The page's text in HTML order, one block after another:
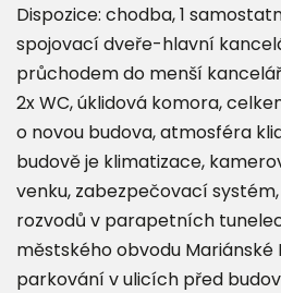
Dispozice: chodba, 1
spojovací dveře-hlavní
průchodem do menší
2x WC, úklidová komora,
o novou budova, atmosféra
budově je klimatizace,
venku, zabezpečovací
rozvodů v parapetních
městského obvodu Mariánské
parkování v ulicích před